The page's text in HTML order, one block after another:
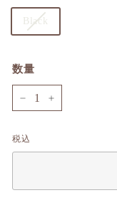
Black
数量
税込